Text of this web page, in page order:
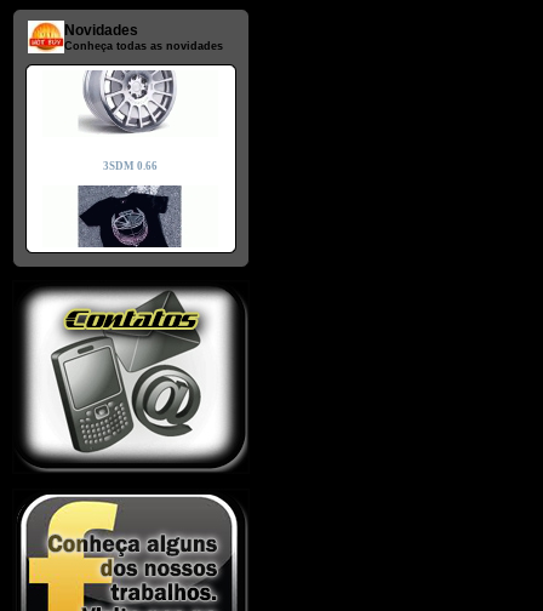
Novidades
Conheça todas as novidades